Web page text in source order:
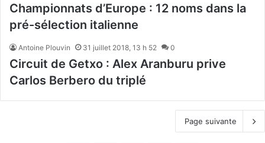
Championnats d’Europe : 12 noms dans la
pré-sélection italienne
Antoine Plouvin 31 juillet 2018, 13 h 52 0
Circuit de Getxo : Alex Aranburu prive
Carlos Berbero du triplé
Page suivante